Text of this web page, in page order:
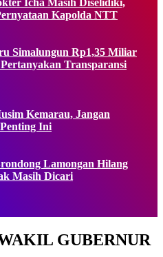
Icha Masih Diselidiki,
Kapolda NTT
Simalungun Rp1,35 Miliar
Transparansi
Kemarau, Jangan
Ini
Lamongan Hilang
Masih Dicari
GUBERNUR